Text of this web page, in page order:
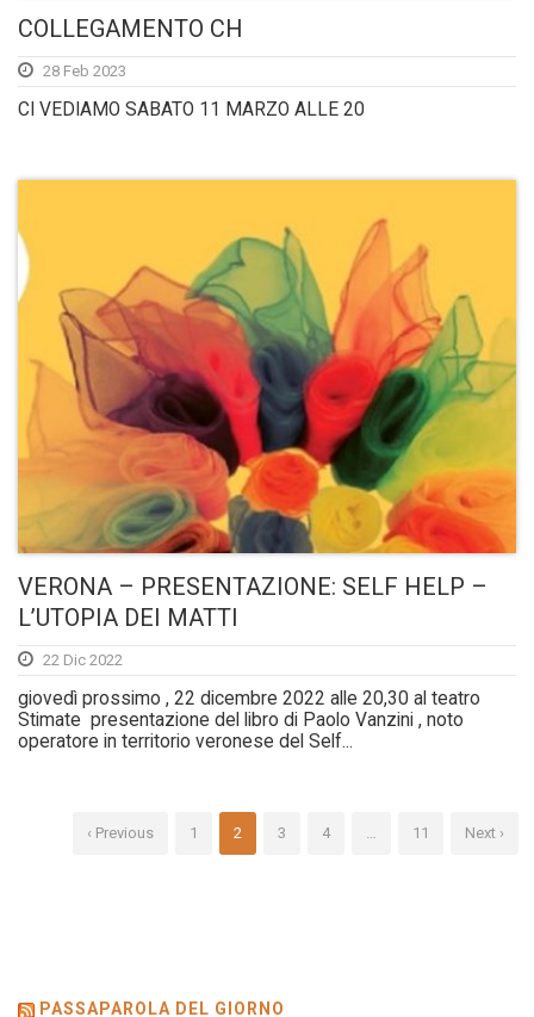
COLLEGAMENTO CH
28 Feb 2023
CI VEDIAMO SABATO 11 MARZO ALLE 20
VERONA – PRESENTAZIONE: SELF HELP –
L’UTOPIA DEI MATTI
22 Dic 2022
giovedì prossimo , 22 dicembre 2022 alle 20,30 al teatro
Stimate presentazione del libro di Paolo Vanzini , noto
operatore in territorio veronese del Self...
‹ Previous 1 2 3 4 … 11 Next ›
PASSAPAROLA DEL GIORNO